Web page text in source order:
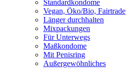
Standardkondome
Vegan, Öko/Bio, Fairtrade
Länger durchhalten
Mixpackungen
Für Unterwegs
Maßkondome
Mit Penisring
Außergewöhnliches